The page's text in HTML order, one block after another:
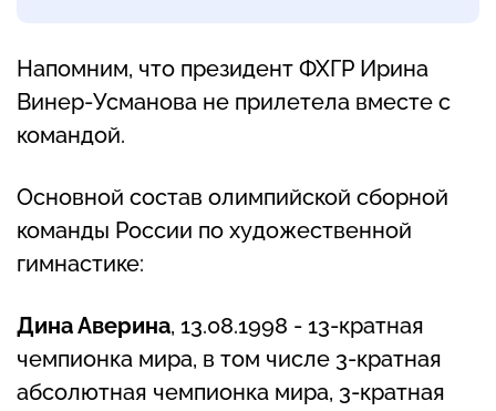
Напомним, что президент ФХГР Ирина
Винер-Усманова не прилетела вместе с
командой.
Основной состав олимпийской сборной
команды России по художественной
гимнастике:
Дина Аверина, 13.08.1998 - 13-кратная
чемпионка мира, в том числе 3-кратная
абсолютная чемпионка мира, 3-кратная